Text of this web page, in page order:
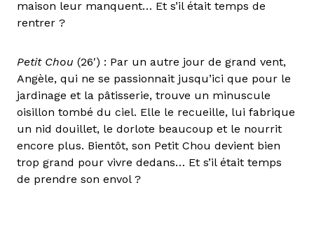
maison leur manquent… Et s’il était temps de
rentrer ?
Petit Chou (26′) : Par un autre jour de grand vent,
Angèle, qui ne se passionnait jusqu’ici que pour le
jardinage et la pâtisserie, trouve un minuscule
oisillon tombé du ciel. Elle le recueille, lui fabrique
un nid douillet, le dorlote beaucoup et le nourrit
encore plus. Bientôt, son Petit Chou devient bien
trop grand pour vivre dedans… Et s’il était temps
de prendre son envol ?